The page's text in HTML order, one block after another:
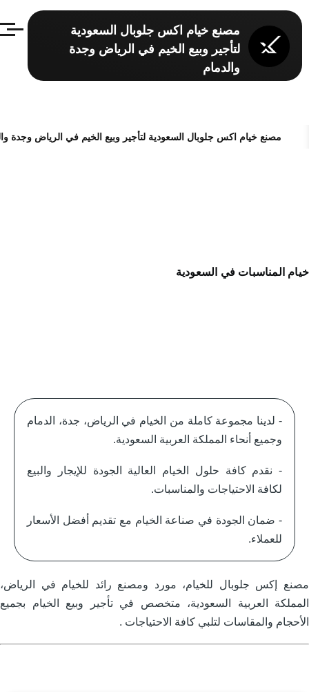
تجاوز إلى المحتوى الرئيسي
مصنع خيام اكس جلوبال السعودية
لتأجير وبيع الخيم في الرياض وجدة
والدمام
مصنع خيام اكس جلوبال السعودية لتأجير وبيع الخيم في الرياض وجدة
المناسبات في السعودية
- لدينا مجموعة كاملة من الخيام في الرياض، جدة، الدمام
وجميع أنحاء المملكة العربية السعودية.
- نقدم كافة حلول الخيام العالية الجودة للإيجار والبيع
لكافة الاحتياجات والمناسبات.
- ضمان الجودة في صناعة الخيام مع تقديم أفضل الأسعار
للعملاء.
إكس جلوبال للخيام، مورد ومصنع رائد للخيام في الرياض،
العربية السعودية، متخصص في تأجير وبيع الخيام بجميع
والمقاسات لتلبي كافة الاحتياجات .